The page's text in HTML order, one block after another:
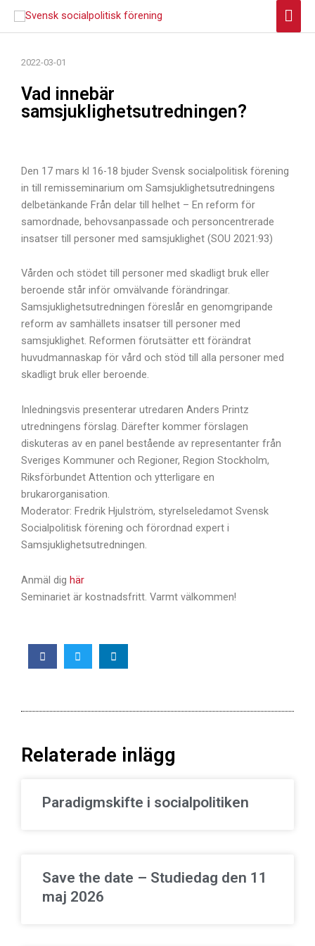
Hoppa
2022-03-01
Vad innebär
samsjuklighetsutredningen?
Den 17 mars kl 16-18 bjuder Svensk socialpolitisk förening
in till remisseminarium om Samsjuklighetsutredningens
delbetänkande Från delar till helhet – En reform för
samordnade, behovsanpassade och personcentrerade
insatser till personer med samsjuklighet (SOU 2021:93)
Vården och stödet till personer med skadligt bruk eller
beroende står inför omvälvande förändringar.
Samsjuklighetsutredningen föreslår en genomgripande
reform av samhällets insatser till personer med
samsjuklighet. Reformen förutsätter ett förändrat
huvudmannaskap för vård och stöd till alla personer med
skadligt bruk eller beroende.
Inledningsvis presenterar utredaren Anders Printz
utredningens förslag. Därefter kommer förslagen
diskuteras av en panel bestående av representanter från
Sveriges Kommuner och Regioner, Region Stockholm,
Riksförbundet Attention och ytterligare en
brukarorganisation.
Moderator: Fredrik Hjulström, styrelseledamot Svensk
Socialpolitisk förening och förordnad expert i
Samsjuklighetsutredningen.
Anmäl dig här
Seminariet är kostnadsfritt. Varmt välkommen!
Relaterade inlägg
Paradigmskifte i socialpolitiken
Save the date – Studiedag den 11
maj 2026